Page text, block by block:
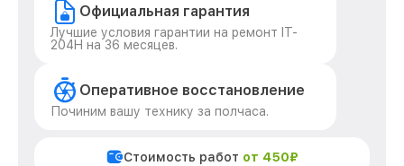
Официальная гарантия
Лучшие условия гарантии на ремонт IT-
204H на 36 месяцев.
Оперативное восстановление
Починим вашу технику за полчаса.
Стоимость работ от 450₽